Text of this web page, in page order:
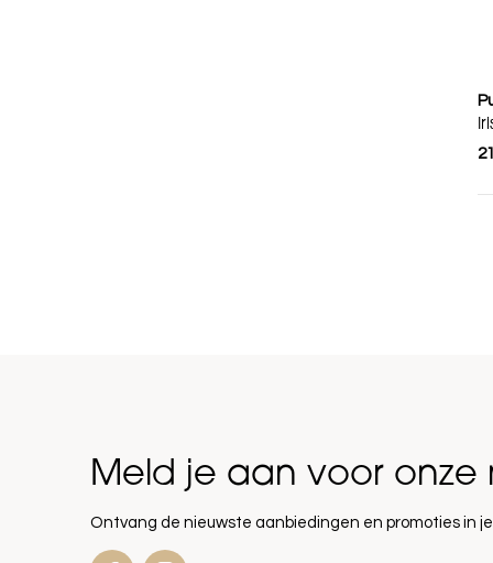
Meld je aan voor onze
Ontvang de nieuwste aanbiedingen en promoties in je